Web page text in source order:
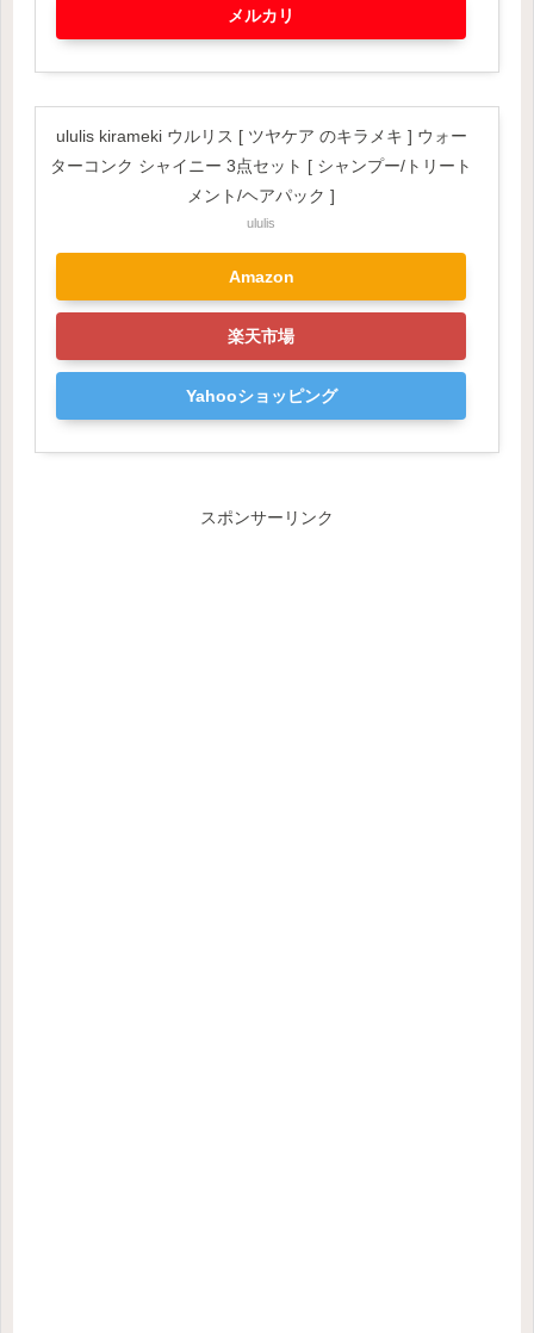
メルカリ
ululis kirameki ウルリス [ ツヤケア のキラメキ ] ウォー
ターコンク シャイニー 3点セット [ シャンプー/トリート
メント/ヘアパック ]
ululis
Amazon
楽天市場
Yahooショッピング
スポンサーリンク